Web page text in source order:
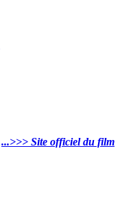
...>>> Site officiel du film